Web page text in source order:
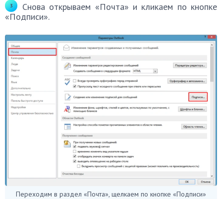
Снова открываем «Почта» и кликаем по кнопке
«Подписи».
Переходим в раздел «Почта», щелкаем по кнопке «Подписи»